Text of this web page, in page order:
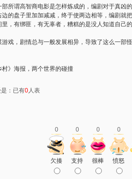
所谓高智商电影是怎样炼成的，编剧对于真
的盘子里加加减减，终于使两边相等，编剧就
里，有绑匪，有无辜者，糟糕的是没人知道自
游戏，剧情总与一般发展相异，导致了这么一
》海报，两个世界的碰撞
：已有0人表
0 0 0 0
欠揍 支持 很棒 愤怒